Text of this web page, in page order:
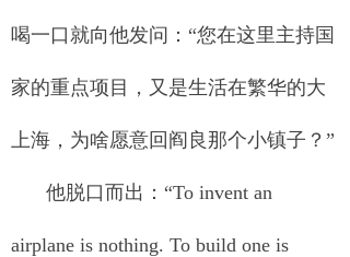
喝一口就向他发问：“您在这里主持国
家的重点项目，又是生活在繁华的大
上海，为啥愿意回阎良那个小镇子？”
他脱口而出：“To invent an
airplane is nothing. To build one is